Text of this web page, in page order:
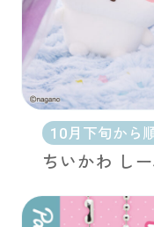
10月下旬から
ちいかわ し